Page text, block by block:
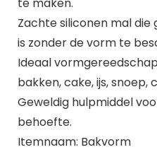
Zachte siliconen mal
is zonder de vorm te
Ideaal
bakken, cake, ijs, snoep,
Geweldig hulpmiddel
behoefte.
Itemnaam: Bakvorm